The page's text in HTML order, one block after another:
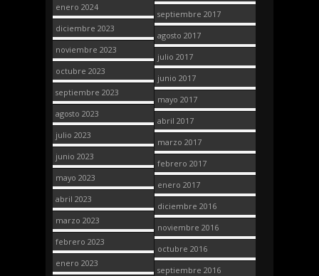
enero 2024
diciembre 2023
noviembre 2023
octubre 2023
septiembre 2023
agosto 2023
julio 2023
junio 2023
mayo 2023
abril 2023
marzo 2023
febrero 2023
enero 2023
septiembre 2017
agosto 2017
julio 2017
junio 2017
mayo 2017
abril 2017
marzo 2017
febrero 2017
enero 2017
diciembre 2016
noviembre 2016
octubre 2016
septiembre 2016